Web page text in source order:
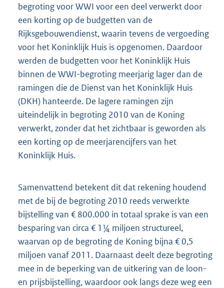
begroting voor WWI voor een deel verwerkt door
een korting op de budgetten van de
Rijksgebouwendienst, waarin tevens de vergoeding
voor het Koninklijk Huis is opgenomen. Daardoor
werden de budgetten voor het Koninklijk Huis
binnen de WWI-begroting meerjarig lager dan de
ramingen die de Dienst van het Koninklijk Huis
(DKH) hanteerde. De lagere ramingen zijn
uiteindelijk in begroting 2010 van de Koning
verwerkt, zonder dat het zichtbaar is geworden als
een korting op de meerjarencijfers van het
Koninklijk Huis.
Samenvattend betekent dit dat rekening houdend
met de bij de begroting 2010 reeds verwerkte
bijstelling van € 800.000 in totaal sprake is van een
besparing van circa € 1¼ miljoen structureel,
waarvan op de begroting de Koning bijna € 0,5
miljoen vanaf 2011. Daarnaast deelt deze begroting
mee in de beperking van de uitkering van de loon-
en prijsbijstelling, waardoor ook langs deze weg een